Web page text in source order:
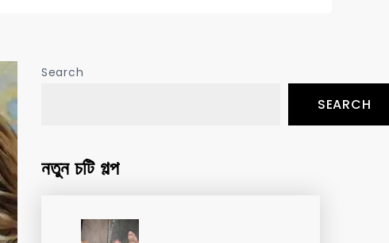
Search
SEARCH
নতুন চটি গল্প